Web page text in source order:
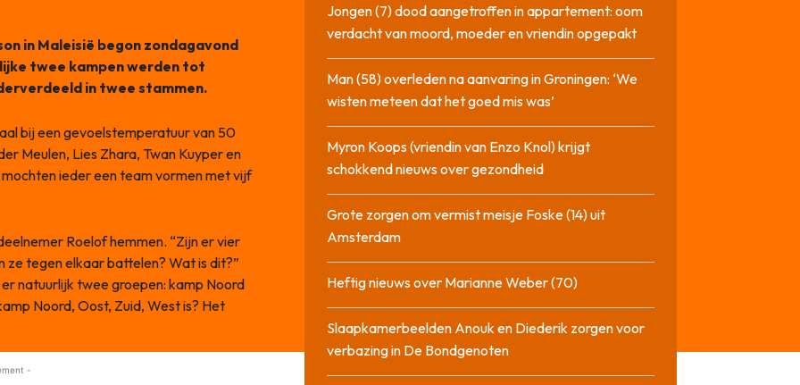
in Maleisië begon zondagavond
twee kampen werden tot
in twee stammen.
bij een gevoelstemperatuur van 50
Meulen, Lies Zhara, Twan Kuyper en
ieder een team vormen met vijf
Roelof hemmen. “Zijn er vier
ze tegen elkaar battelen? Wat is dit?”
natuurlijk twee groepen: kamp Noord
Noord, Oost, Zuid, West is? Het
-
Jongen (7) dood aangetroffen in appartement: oom
verdacht van moord, moeder en vriendin opgepakt
Man (58) overleden na aanvaring in Groningen: ‘We
wisten meteen dat het goed mis was’
Myron Koops (vriendin van Enzo Knol) krijgt
schokkend nieuws over gezondheid
Grote zorgen om vermist meisje Foske (14) uit
Amsterdam
Heftig nieuws over Marianne Weber (70)
Slaapkamerbeelden Anouk en Diederik zorgen voor
verbazing in De Bondgenoten